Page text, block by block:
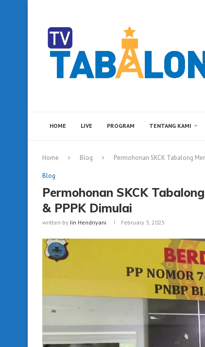
HOME LIVE PROGRAM TENTANG KAMI
Home Blog Permohonan SKCK Tabalong
Blog
Permohonan SKCK
& PPPK Dimulai
written by Iin Hendriyani February 3, 2025